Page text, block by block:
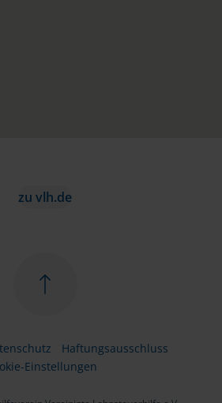
zu vlh.de
Haftungsausschluss
Einstellungen